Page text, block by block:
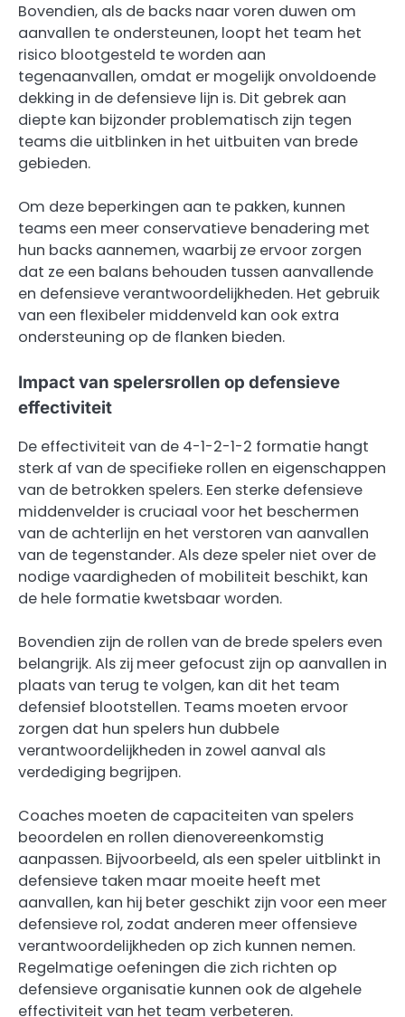
Bovendien, als de backs naar voren duwen om
aanvallen te ondersteunen, loopt het team het
risico blootgesteld te worden aan
tegenaanvallen, omdat er mogelijk onvoldoende
dekking in de defensieve lijn is. Dit gebrek aan
diepte kan bijzonder problematisch zijn tegen
teams die uitblinken in het uitbuiten van brede
gebieden.
Om deze beperkingen aan te pakken, kunnen
teams een meer conservatieve benadering met
hun backs aannemen, waarbij ze ervoor zorgen
dat ze een balans behouden tussen aanvallende
en defensieve verantwoordelijkheden. Het gebruik
van een flexibeler middenveld kan ook extra
ondersteuning op de flanken bieden.
Impact van spelersrollen op defensieve
effectiviteit
De effectiviteit van de 4-1-2-1-2 formatie hangt
sterk af van de specifieke rollen en eigenschappen
van de betrokken spelers. Een sterke defensieve
middenvelder is cruciaal voor het beschermen
van de achterlijn en het verstoren van aanvallen
van de tegenstander. Als deze speler niet over de
nodige vaardigheden of mobiliteit beschikt, kan
de hele formatie kwetsbaar worden.
Bovendien zijn de rollen van de brede spelers even
belangrijk. Als zij meer gefocust zijn op aanvallen in
plaats van terug te volgen, kan dit het team
defensief blootstellen. Teams moeten ervoor
zorgen dat hun spelers hun dubbele
verantwoordelijkheden in zowel aanval als
verdediging begrijpen.
Coaches moeten de capaciteiten van spelers
beoordelen en rollen dienovereenkomstig
aanpassen. Bijvoorbeeld, als een speler uitblinkt in
defensieve taken maar moeite heeft met
aanvallen, kan hij beter geschikt zijn voor een meer
defensieve rol, zodat anderen meer offensieve
verantwoordelijkheden op zich kunnen nemen.
Regelmatige oefeningen die zich richten op
defensieve organisatie kunnen ook de algehele
effectiviteit van het team verbeteren.